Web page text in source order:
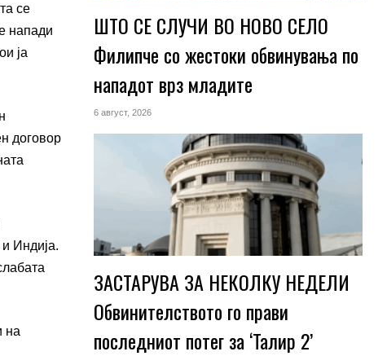
се
напади
ја
договор
Индија.
на
ШТО СЕ СЛУЧИ ВО НОВО СЕЛО
Филипче со жестоки обвинувања по
нападот врз младите
6 август, 2026
ЗАСТАРУВА ЗА НЕКОЛКУ НЕДЕЛИ
Обвинителството го прави
последниот потег за ‘Талир 2’